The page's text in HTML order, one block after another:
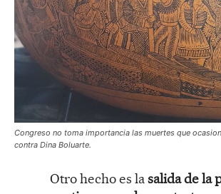
Congreso no toma importancia las muertes que
contra Dina Boluarte.
Otro hecho es lasalida de la